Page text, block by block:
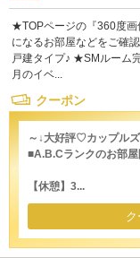
★TOPページの『360度画
になるお部屋などをご確
戸建タイプ♪ ★SMルーム
月のイベ...
クーポン
～↓大好評♡カップル
■A.B.Cランクのお部
【休憩】3...